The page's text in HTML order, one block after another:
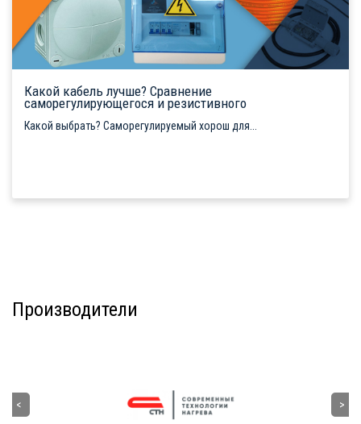
Какой кабель лучше? Сравнение
саморегулирующегося и резистивного
Какой выбрать? Саморегулируемый хорош для...
Производители